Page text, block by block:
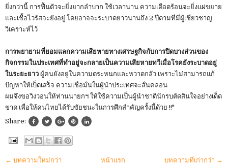
ยิ่งกว่านี้ การฟื้นตัวจะยิ่งยากลำบาก ใช้เวลานาน ความเดือดร้อนจะยิ่งแผ่ขยาย
และเชื้อไวรัสจะยังอยู่ โดยอาจจะระบาดยาวนานถึง 2 ปีตามที่มีผู้เชี่ยวชาญ
วิเคราะห์ไว้
การพยายามที่ยอมแลกความเสียหายทางเศรษฐกิจกับการปิดบางส่วนของ
กิจกรรมในประเทศที่ทำอยู่จะกลายเป็นความเสียหายทวีเมื่อโรคยังระบาดอยู่
ในระยะยาว ผู้คนยังอยู่ในความตระหนกและหวาดกลัว เพราะไม่สามารถแก้
ปัญหาให้เบ็ดเสร็จ ความเชื่อมั่นในผู้นำประเทศจะสั่นคลอน
ผมจึงขอวิงวอนให้ท่านนายกฯ ให้ใช้ความเป็นผู้นำชาตินักรบตัดสินใจอย่างเด็ด
ขาด เพื่อให้คนไทยได้รับชัยชนะในการศึกสำคัญครั้งนี้ด้วย !!"
Share:
← บทความใหม่กว่า บทความที่เก่ากว่า →
หน้าแรก